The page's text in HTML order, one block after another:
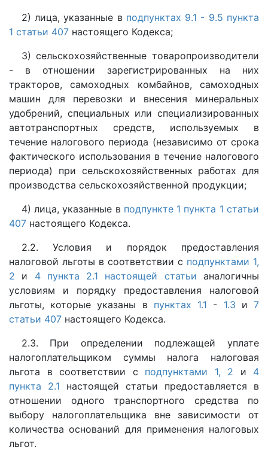
2) лица, указанные в подпунктах 9.1 - 9.5 пункта
1 статьи 407 настоящего Кодекса;
3) сельскохозяйственные товаропроизводители
- в отношении зарегистрированных на них
тракторов, самоходных комбайнов, самоходных
машин для перевозки и внесения минеральных
удобрений, специальных или специализированных
автотранспортных средств, используемых в
течение налогового периода (независимо от срока
фактического использования в течение налогового
периода) при сельскохозяйственных работах для
производства сельскохозяйственной продукции;
4) лица, указанные в подпункте 1 пункта 1 статьи
407 настоящего Кодекса.
2.2. Условия и порядок предоставления
налоговой льготы в соответствии с подпунктами 1,
2 и 4 пункта 2.1 настоящей статьи аналогичны
условиям и порядку предоставления налоговой
льготы, которые указаны в пунктах 1.1 - 1.3 и7
статьи 407 настоящего Кодекса.
2.3. При определении подлежащей уплате
налогоплательщиком суммы налога налоговая
льгота в соответствии с подпунктами 1, 2 и 4
пункта 2.1 настоящей статьи предоставляется в
отношении одного транспортного средства по
выбору налогоплательщика вне зависимости от
количества оснований для применения налоговых
льгот.